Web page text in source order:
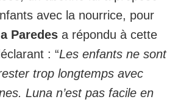
avec la nourrice, pour
Paredes a répondu à cette
: “Les enfants ne sont
trop longtemps avec
Luna n’est pas facile en